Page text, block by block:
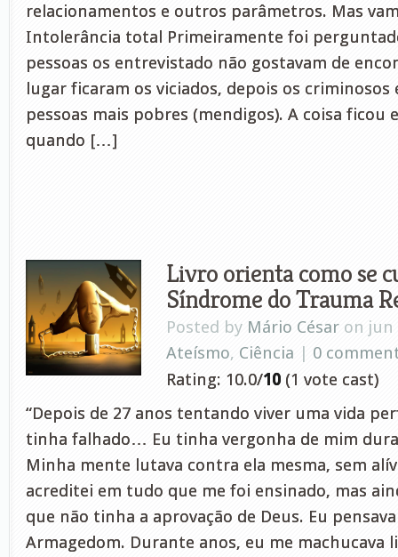
relacionamentos e outros parâmetros. Mas
Intolerância total Primeiramente foi
pessoas os entrevistado não gostavam de
lugar ficaram os viciados, depois os criminosos
pessoas mais pobres (mendigos). A coisa ficou
quando […]
Livro orienta como se
Síndrome do Trauma
Posted by Mário César on jun
Ateísmo, Ciência | 0
Rating: 10.0/10 (1 vote cast)
“Depois de 27 anos tentando viver uma vida
tinha falhado… Eu tinha vergonha de mim
Minha mente lutava contra ela mesma, sem
acreditei em tudo que me foi ensinado, mas
que não tinha a aprovação de Deus. Eu
Armagedom. Durante anos, eu me machucava